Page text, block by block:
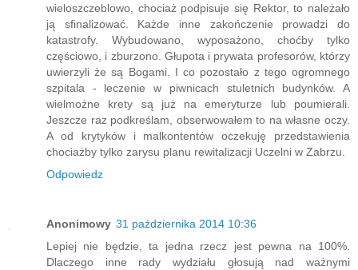
wieloszczeblowo, chociaż podpisuje się Rektor, to należało
ją sfinalizować. Każde inne zakończenie prowadzi do
katastrofy. Wybudowano, wyposażono, choćby tylko
częściowo, i zburzono. Głupota i prywata profesorów, którzy
uwierzyli że są Bogami. I co pozostało z tego ogromnego
szpitala - leczenie w piwnicach stuletnich budynków. A
wielmożne krety są już na emeryturze lub poumierali.
Jeszcze raz podkreślam, obserwowałem to na własne oczy.
A od krytyków i malkontentów oczekuję przedstawienia
chociażby tylko zarysu planu rewitalizacji Uczelni w Zabrzu.
Odpowiedz
Anonimowy 31 października 2014 10:36
Lepiej nie będzie, ta jedna rzecz jest pewna na 100%.
Dlaczego inne rady wydziału głosują nad ważnymi